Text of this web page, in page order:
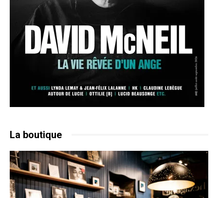
La boutique